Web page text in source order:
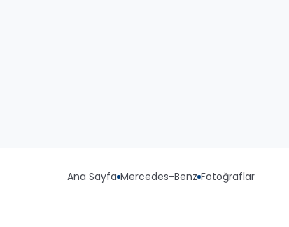
Ana Sayfa Mercedes-Benz Fotoğraflar